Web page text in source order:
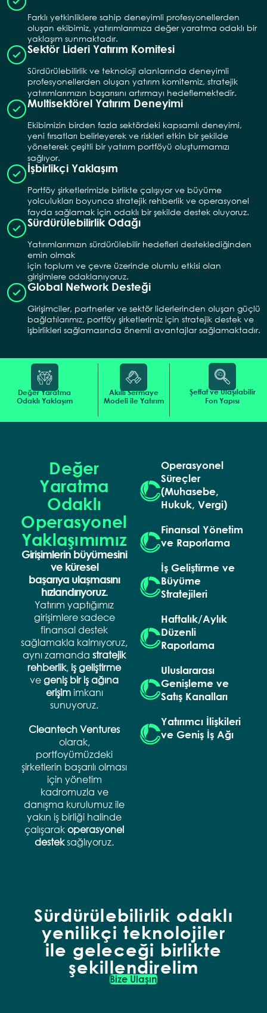
Farklı yetkinliklere sahip deneyimli profesyonellerden
oluşan ekibimiz, yatırımlarımıza değer yaratma odaklı bir
yaklaşım sunmaktadır.
Sektör Lideri Yatırım Komitesi​
Sürdürülebilirlik ve teknoloji alanlarında deneyimli
profesyonellerden oluşan yatırım komitemiz, stratejik
yatırımlarımızın başarısını artırmayı hedeflemektedir.
Multisektörel Yatırım Deneyimi​
Ekibimizin birden fazla sektördeki kapsamlı deneyimi,
yeni fırsatları belirleyerek ve riskleri etkin bir şekilde
yöneterek çeşitli bir yatırım portföyü oluşturmamızı
sağlıyor.
İşbirlikçi Yaklaşım​
Portföy şirketlerimizle birlikte çalışıyor ve büyüme
yolculukları boyunca stratejik rehberlik ve operasyonel
fayda sağlamak için odaklı bir şekilde destek oluyoruz.
Sürdürülebilirlik Odağı​
Yatırımlarımızın sürdürülebilir hedefleri desteklediğinden
emin olmak
için toplum ve çevre üzerinde olumlu etkisi olan
girişimlere odaklanıyoruz.
Global Network Desteği​
Girişimciler, partnerler ve sektör liderlerinden oluşan güçlü
bağlatılarımız, portföy şirketlerimiz için stratejik destek ve
işbirlikleri sağlamasında önemli avantajlar sağlamaktadır.
Değer Yaratma
Odaklı Yaklaşım
Akıllı Sermaye
Modeli ile Yatırım
Şeffaf ve Ulaşılabilir
Fon Yapısı
Değer
Yaratma
Odaklı
Operasyonel
Yaklaşımımız
Girişimlerin büyümesini
ve küresel
başarıya ulaşmasını
hızlandırıyoruz.
Yatırım yaptığımız
girişimlere sadece
finansal destek
sağlamakla kalmıyoruz,
aynı zamanda stratejik
rehberlik,işgeliştirme
vegeniş birişağına
erişimimkanı
sunuyoruz.
Cleantech Ventures
olarak,
portfoyümüzdeki
şirketlerin başarılı olması
için yönetim
kadromuzla ve
danışma kurulumuz ile
yakın iş birliği halinde
çalışarakoperasyonel
desteksağlıyoruz.
Operasyonel
Süreçler
(Muhasebe,
Hukuk, Vergi)
Finansal Yönetim
ve Raporlama
İş Geliştirme ve
Büyüme
Stratejileri
Haftalık/Aylık
Düzenli
Raporlama
Uluslararası
Genişleme ve
Satış Kanalları
Yatırımcı İlişkileri
ve Geniş İş Ağı
Sürdürülebilirlik odaklı
yenilikçi teknolojiler
ile geleceği birlikte
şekillendirelim
Bize Ulaşın